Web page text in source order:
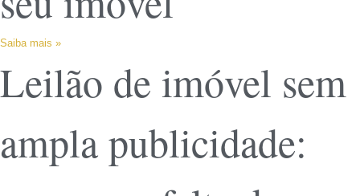
Saiba mais »
Leilão de imóvel sem
ampla publicidade: